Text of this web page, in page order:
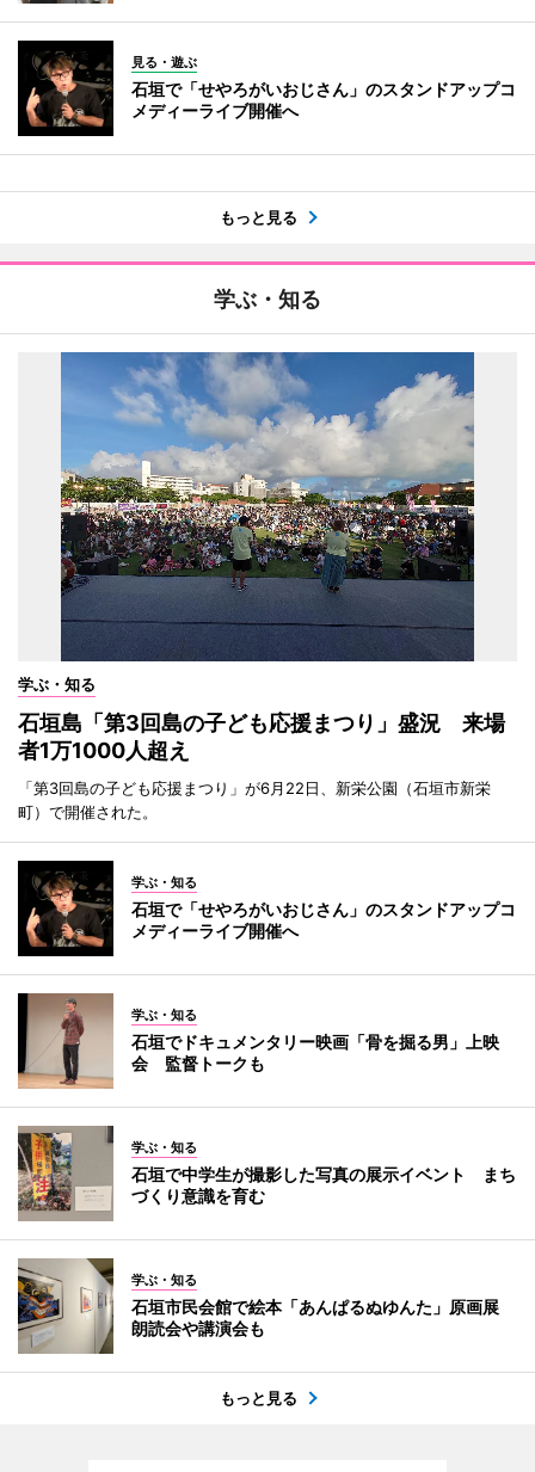
見る・遊ぶ
石垣で「せやろがいおじさん」のスタンドアップコ
メディーライブ開催へ
もっと見る
学ぶ・知る
学ぶ・知る
石垣島「第3回島の子ども応援まつり」盛況 来場
者1万1000人超え
「第3回島の子ども応援まつり」が6月22日、新栄公園（石垣市新栄
町）で開催された。
学ぶ・知る
石垣で「せやろがいおじさん」のスタンドアップコ
メディーライブ開催へ
学ぶ・知る
石垣でドキュメンタリー映画「骨を掘る男」上映
会 監督トークも
学ぶ・知る
石垣で中学生が撮影した写真の展示イベント まち
づくり意識を育む
学ぶ・知る
石垣市民会館で絵本「あんぱるぬゆんた」原画展
朗読会や講演会も
もっと見る